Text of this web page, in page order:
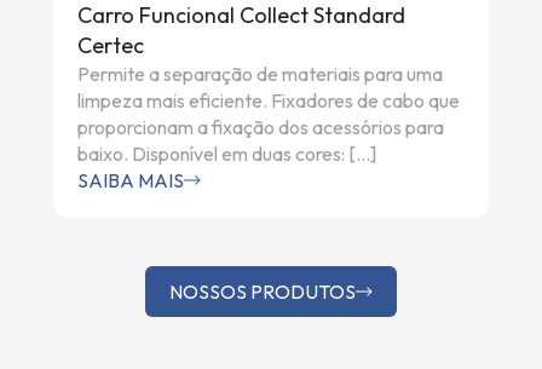
Carro Funcional Collect Standard
Certec
Permite a separação de materiais para uma
limpeza mais eficiente. Fixadores de cabo que
proporcionam a fixação dos acessórios para
baixo. Disponível em duas cores: […]
SAIBA MAIS
NOSSOS PRODUTOS